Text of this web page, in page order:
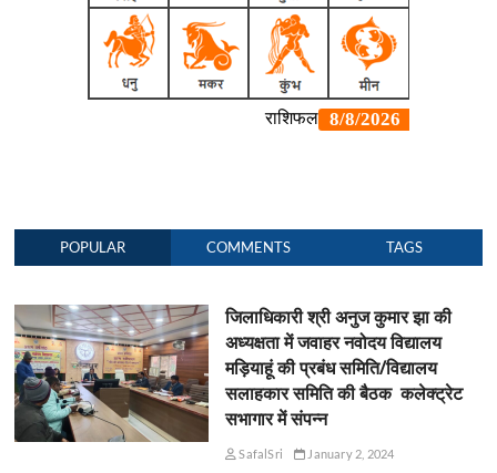
POPULAR COMMENTS TAGS
जिलाधिकारी श्री अनुज कुमार झा की
अध्यक्षता में जवाहर नवोदय विद्यालय
मड़ियाहूं की प्रबंध समिति/विद्यालय
सलाहकार समिति की बैठक कलेक्ट्रेट
सभागार में संपन्न
SafalSri
January 2, 2024